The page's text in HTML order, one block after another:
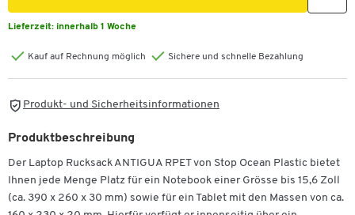
Lieferzeit: innerhalb 1 Woche
Kauf auf Rechnung möglich Sichere und schnelle Bezahlung
Produkt- und Sicherheitsinformationen
Produktbeschreibung
Der Laptop Rucksack ANTIGUA RPET von Stop Ocean Plastic bietet
Ihnen jede Menge Platz für ein Notebook einer Grösse bis 15,6 Zoll
(ca. 390 x 260 x 30 mm) sowie für ein Tablet mit den Massen von ca.